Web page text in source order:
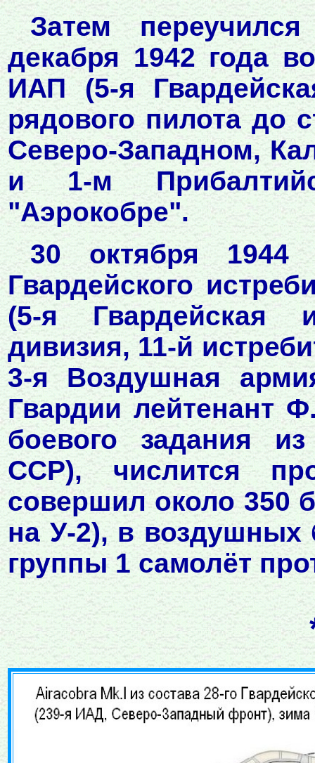
Затем
декабря 1942 года
ИАП (5-я
рядового пилота до
Северо-Западном,
и 1-м
"Аэрокобре".
30 октября 1944
Гвардейского
(5-я Гвардейская
дивизия, 11-й
3-я Воздушная
Гвардии лейтенант
боевого задания
ССР), числится
совершил около 350
на У-2), в воздушных
группы 1 самолёт